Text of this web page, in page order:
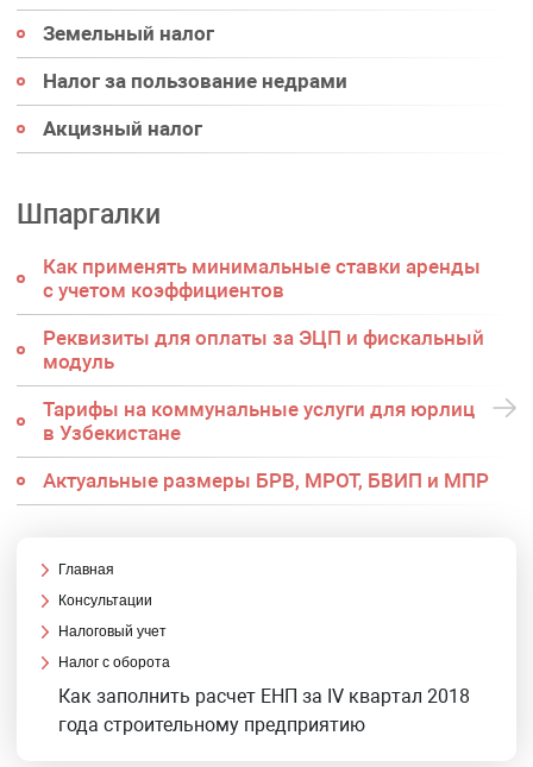
Земельный налог
Налог за пользование недрами
Акцизный налог
Шпаргалки
Как применять минимальные ставки аренды
с учетом коэффициентов
Реквизиты для оплаты за ЭЦП и фискальный
модуль
Тарифы на коммунальные услуги для юрлиц
в Узбекистане
Актуальные размеры БРВ, МРОТ, БВИП и МПР
Главная
Консультации
Налоговый учет
Налог с оборота
Как заполнить расчет ЕНП за IV квартал 2018
года строительному предприятию